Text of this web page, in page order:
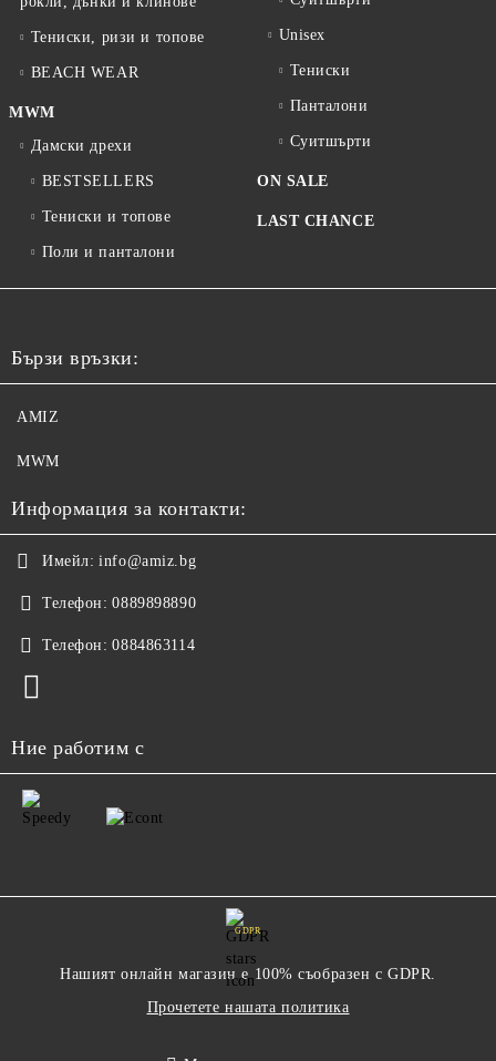
Тениски, ризи и топове
BEACH WEAR
MWM
Дамски дрехи
BESTSELLERS
Тениски и топове
Поли и панталони
Unisex
Тениски
Панталони
Суитшърти
ON SALE
LAST CHANCE
Бързи връзки:
AMIZ
MWM
Информация за контакти:
Имейл: info@amiz.bg
Телефон: 0889898890
Телефон: 0884863114
Ние работим с
GDPR
Нашият онлайн магазин е 100% съобразен с GDPR.
Прочетете нашата политика